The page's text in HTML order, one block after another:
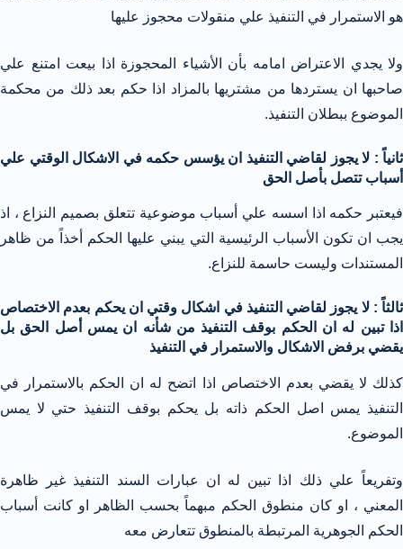
هو الاستمرار في التنفيذ علي منقولات محجوز عليها
ولا يجدي الاعتراض امامه بأن الأشياء المحجوزة اذا بيعت امتنع علي
صاحبها ان يستردها من مشتريها بالمزاد اذا حكم بعد ذلك من محكمة
الموضوع ببطلان التنفيذ.
ثانياً : لا يجوز لقاضي التنفيذ ان يؤسس حكمه في الاشكال الوقتي علي
أسباب تتصل بأصل الحق
فيعتبر حكمه اذا اسسه علي أسباب موضوعية تتعلق بصميم النزاع ، اذ
يجب ان تكون الأسباب الرئيسية التي يبني عليها الحكم أخذاً من ظاهر
المستندات وليست حاسمة للنزاع.
ثالثاً : لا يجوز لقاضي التنفيذ في اشكال وقتي ان يحكم بعدم الاختصاص
اذا تبين له ان الحكم بوقف التنفيذ من شأنه ان يمس أصل الحق بل
يقضي برفض الاشكال والاستمرار في التنفيذ
كذلك لا يقضي بعدم الاختصاص اذا اتضح له ان الحكم بالاستمرار في
التنفيذ يمس اصل الحكم ذاته بل يحكم بوقف التنفيذ حتي لا يمس
الموضوع.
وتفريعاً علي ذلك اذا تبين له ان عبارات السند التنفيذ غير ظاهرة
المعني ، او كان منطوق الحكم مبهماً بحسب الظاهر او كانت أسباب
الحكم الجوهرية المرتبطة بالمنطوق تتعارض معه